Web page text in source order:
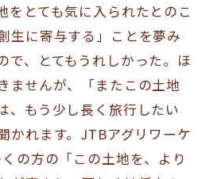
をとても気に入られたとのこ
生に寄与する」ことを夢み
で、とてもうれしかった。ほ
ませんが、「またこの土地
、もう少し長く旅行したい
かれます。JTBアグリワーケ
の方の「この土地を、より